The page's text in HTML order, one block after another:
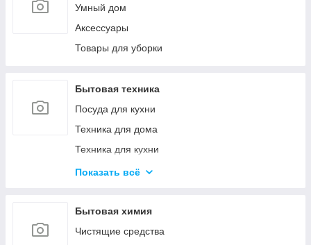
Папки для хранения и сортировки документов
Степлеры и Дыроколы
Канцелярские ножи и ножницы
Товары для творчества
Умный дом
Аксессуары
Товары для уборки
Бытовая техника
Посуда для кухни
Техника для дома
Техника для кухни
Красота и здоровье
Кулеры для воды
Проточные водонагреватели
Показать всё
Бытовая химия
Чистящие средства